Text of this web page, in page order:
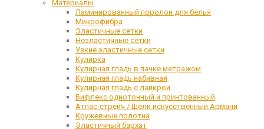
Материалы
Ламинированный поролон для белья
Микрофибра
Эластичные сетки
Неэластичные сетки
Узкие эластичные сетки
Кулирка
Кулирная гладь в пачке метражом
Кулирная гладь набивная
Кулирная гладь с лайкрой
Бифлекс однотонный и принтованный
Атлас-стрейч / Шелк искусственный Армани
Кружевные полотна
Эластичный бархат